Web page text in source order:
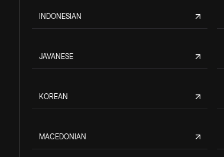
INDONESIAN
JAVANESE
KOREAN
MACEDONIAN